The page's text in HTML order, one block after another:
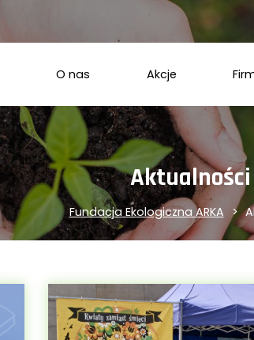
O nas Akcje
Aktualności
Fundacja Ekologiczna ARKA